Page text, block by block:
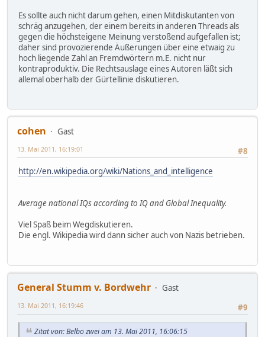
Es sollte auch nicht darum gehen, einen Mitdiskutanten von
schräg anzugehen, der einem bereits in anderen Threads als
gegen die höchsteigene Meinung verstoßend aufgefallen ist;
daher sind provozierende Äußerungen über eine etwaig zu
hoch liegende Zahl an Fremdwörtern m.E. nicht nur
kontraproduktiv. Die Rechtsauslage eines Autoren läßt sich
allemal oberhalb der Gürtellinie diskutieren.
cohen
Gast
#8
13. Mai 2011, 16:19:01
http://en.wikipedia.org/wiki/Nations_and_intelligence
Average national IQs according to IQ and Global Inequality.
Viel Spaß beim Wegdiskutieren.
Die engl. Wikipedia wird dann sicher auch von Nazis betrieben.
General Stumm v. Bordwehr
Gast
#9
13. Mai 2011, 16:19:46
Zitat von: Belbo zwei am 13. Mai 2011, 16:06:15